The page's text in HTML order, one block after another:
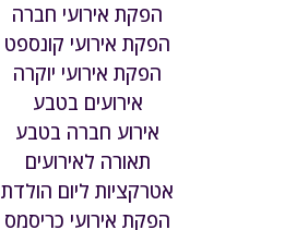
הפקת אירועי חברה
הפקת אירועי קונספט
הפקת אירועי יוקרה
אירועים בטבע
אירוע חברה בטבע
תאורה לאירועים
אטרקציות ליום הולדת
הפקת אירועי כריסמס